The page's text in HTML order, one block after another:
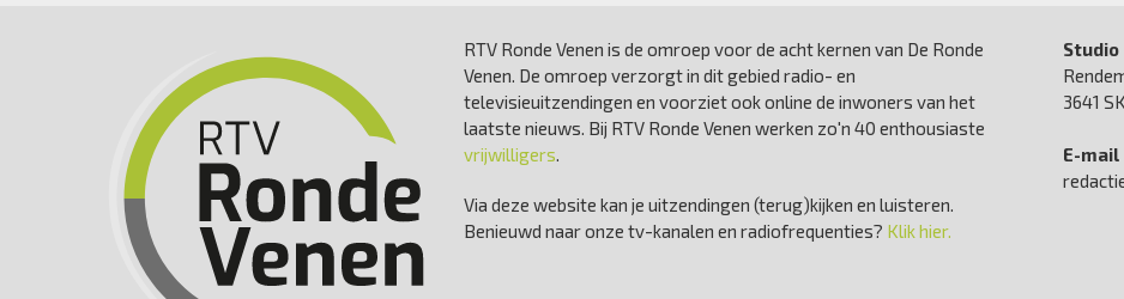
RTV Ronde Venen is de omroep voor de acht kernen van De Ronde
Venen. De omroep verzorgt in dit gebied radio- en
televisieuitzendingen en voorziet ook online de inwoners van het
laatste nieuws. Bij RTV Ronde Venen werken zo'n 40 enthousiaste
vrijwilligers.
Via deze website kan je uitzendingen (terug)kijken en luisteren.
Benieuwd naar onze tv-kanalen en radiofrequenties? Klik hier.
Studio
3641
E-mail